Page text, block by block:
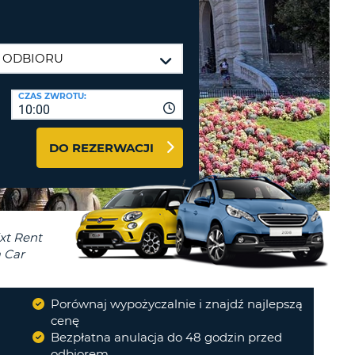
I PARTNERZY
SIĘ TUTAJ
10:00
CZAS ZWROTU:
DO REZERWACJI
Porównaj wypożyczalnie i znajdź najlepszą
cenę
Bezpłatna anulacja do 48 godzin przed